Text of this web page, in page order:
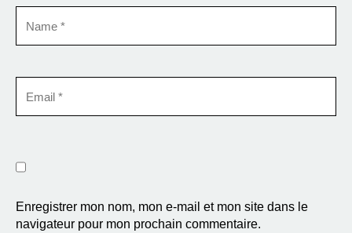
Enregistrer mon nom, mon e-mail et mon site dans le
navigateur pour mon prochain commentaire.